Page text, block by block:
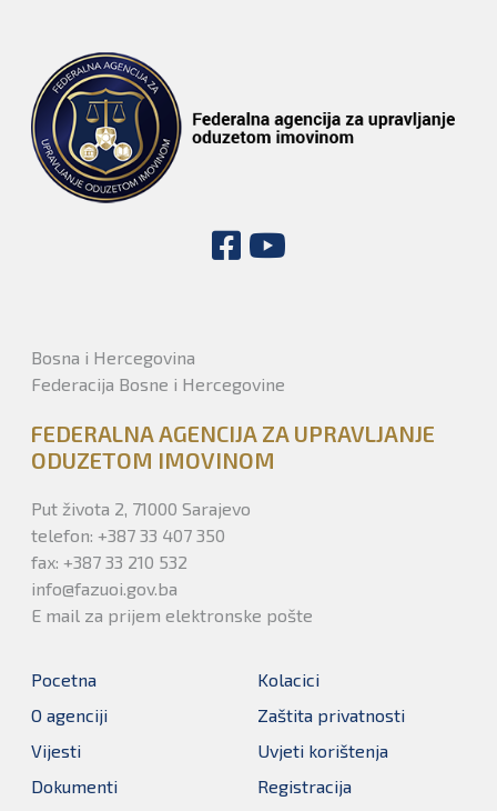
Bosna i Hercegovina
Federacija Bosne i Hercegovine
FEDERALNA AGENCIJA ZA UPRAVLJANJE
ODUZETOM IMOVINOM
Put života 2, 71000 Sarajevo
telefon: +387 33 407 350
fax: +387 33 210 532
info@fazuoi.gov.ba
E mail za prijem elektronske pošte
Pocetna
O agenciji
Vijesti
Dokumenti
Kolacici
Zaštita privatnosti
Uvjeti korištenja
Registracija